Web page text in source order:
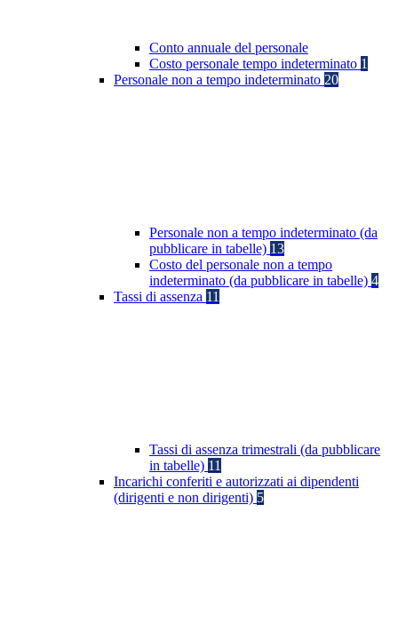
Conto annuale del personale
Costo personale tempo indeterminato 1
Personale non a tempo indeterminato 20
Personale non a tempo indeterminato (da
pubblicare in tabelle) 13
Costo del personale non a tempo
indeterminato (da pubblicare in tabelle) 4
Tassi di assenza 11
Tassi di assenza trimestrali (da pubblicare
in tabelle) 11
Incarichi conferiti e autorizzati ai dipendenti
(dirigenti e non dirigenti) 5